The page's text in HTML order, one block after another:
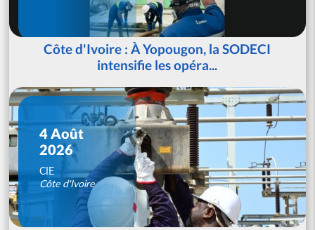
Côte d'Ivoire : À Yopougon, la SODECI
intensifie les opéra...
4 Août
2026
CIE
Côte d'Ivoire